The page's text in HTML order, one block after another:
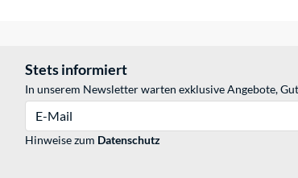
Stets informiert
In unserem Newsletter warten exklusive Angebote,
Hinweise zum Datenschutz